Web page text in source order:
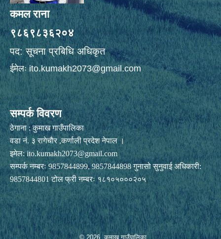
कमल राना
९८६९८३६२०४
पद: सूचना प्रबिधि अधिकृत
ईमेलःito.kumakh2073@gmail.com
सम्पर्क विवरण
ठेगाना : कुमाख गाउँपालिका
वडा नं. ३ रागेचाैर ,कर्णाली प्रदेश नेपाल ।
इमेल:ito.kumakh2073@gmail.com
सम्पर्क नम्बरः 9857844899, 9857844898 गुनासो सुनुवाई अधिकारी:
9857844801 टोल फ्री नम्बरः १८१०५०००२०५
© 2026 कुमाख गाउँपालिका